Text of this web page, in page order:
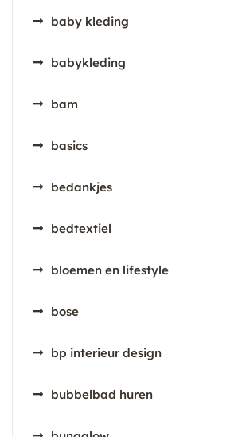
baby kleding
babykleding
bam
basics
bedankjes
bedtextiel
bloemen en lifestyle
bose
bp interieur design
bubbelbad huren